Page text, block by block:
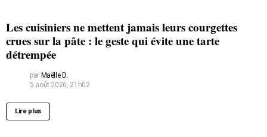
Les cuisiniers ne mettent jamais leurs courgettes
crues sur la pâte : le geste qui évite une tarte
détrempée
par Maëlle D.
5 août 2026, 21h02
Lire plus